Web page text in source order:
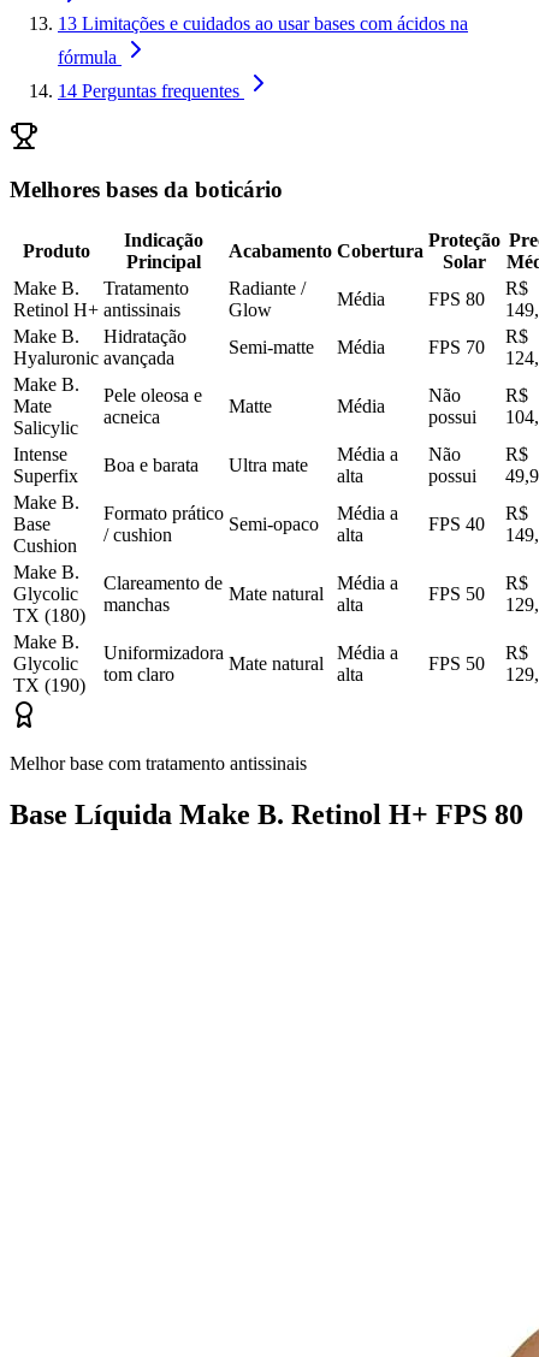
13 Limitações e cuidados ao usar bases com ácidos na
fórmula
14 Perguntas frequentes
Melhores bases da boticário
Produto
Indicação
Principal
Acabamento Cobertura
Proteção
Solar
Make B.
Retinol H+
Tratamento
antissinais
Radiante /
Glow
Média FPS 80
R$
Make B.
Hyaluronic
Hidratação
avançada
Semi-matte Média FPS 70
R$
Make B.
Mate
Salicylic
Pele oleosa e
acneica
Matte Média
Não
possui
R$
Intense
Superfix
Boa e barata Ultra mate
Média a
alta
Não
possui
R$
Make B.
Base
Cushion
Formato prático
/ cushion
Semi-opaco
Média a
alta
FPS 40
R$
Make B.
Glycolic
TX (180)
Clareamento de
manchas
Mate natural
Média a
alta
FPS 50
R$
Make B.
Glycolic
TX (190)
Uniformizadora
tom claro
Mate natural
Média a
alta
FPS 50
R$
Melhor base com tratamento antissinais
Base Líquida Make B. Retinol H+ FPS 80